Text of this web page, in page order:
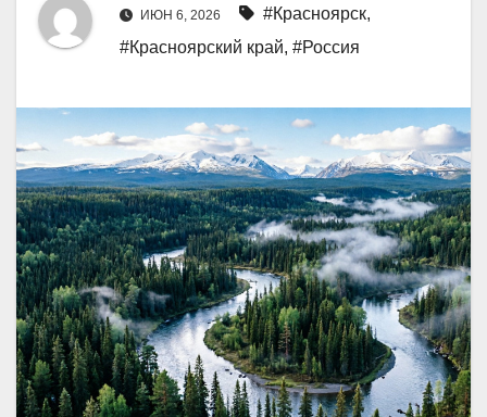
ИЮН 6, 2026 #Красноярск,
#Красноярский край, #Россия